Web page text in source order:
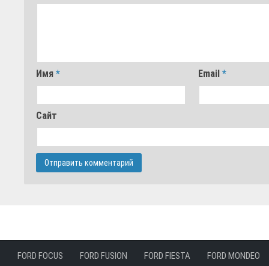
Имя * Email*
Сайт
FORD FOCUS FORD FUSION FORD FIESTA FORD MONDEO